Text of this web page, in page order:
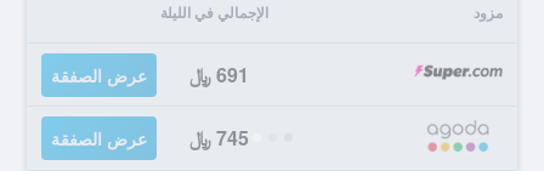
مزود الإجمالي في الليلة
691 ﷼ عرض الصفقة
745 ﷼ عرض الصفقة